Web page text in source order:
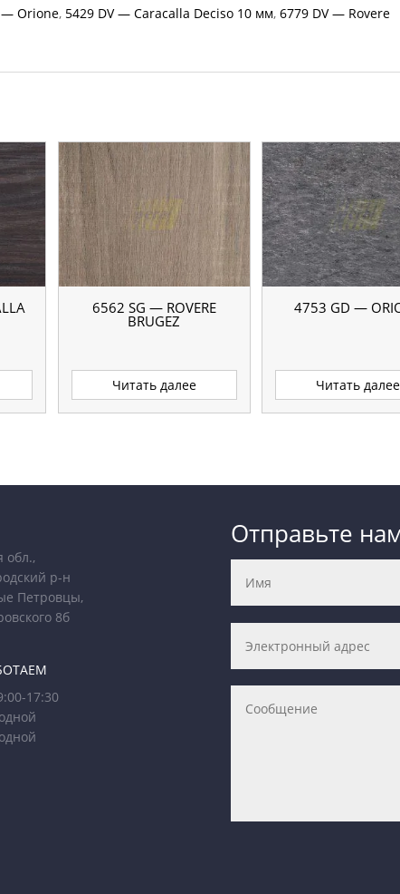
— Orione, 5429 DV — Caracalla Deciso 10 мм,6779 DV — Rovere
6562 SG — ROVERE
BRUGEZ
Читать далее
4753 GD —
Читать далее
обл.,
р-н
Петровцы,
8б
17:30
Отправьте